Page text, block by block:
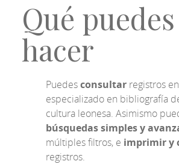
Qué puedes
hacer
Puedesconsultar registros
especializado en bibliografía
cultura leonesa. Asimismo
búsquedas simples y
múltiples filtros, e imprimir y
registros.